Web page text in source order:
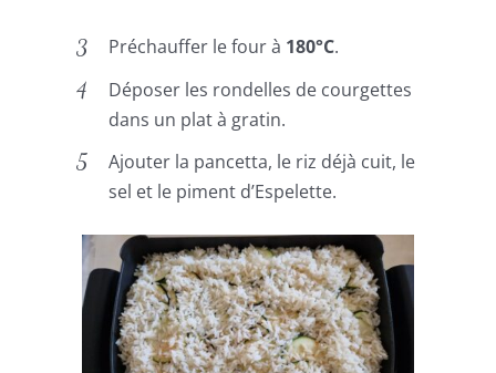
Préchauffer le four à 180°C.
Déposer les rondelles de courgettes
dans un plat à gratin.
Ajouter la pancetta, le riz déjà cuit, le
sel et le piment d’Espelette.